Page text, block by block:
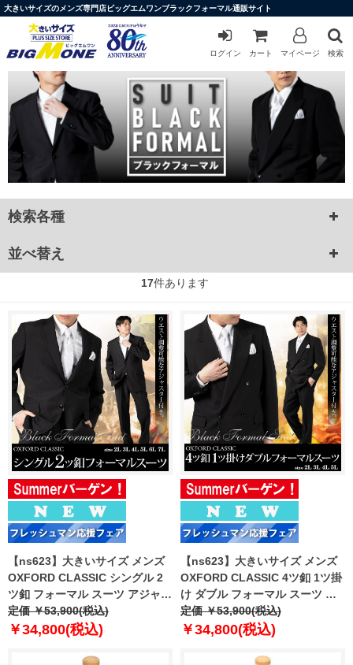
大きいサイズのメンズ専門店ビッグエムワンブラックフォーマル通販サイト
ログイン カート マイページ 検索
検索各種
並べ替え
17件あります
【ns623】大きいサイズ メンズ
OXFORD CLASSIC シングル 2
ツ釦 フォーマル スーツ アジャス
ター付 ブラックフォーマル 礼服
冠婚葬祭 春夏新作 2470b
定価 ￥53,900(税込)
￥34,800(税込)
【ns623】大きいサイズ メンズ
OXFORD CLASSIC 4ツ釦 1ツ掛
け ダブル フォーマル スーツ ア
ジャスター付 ブラックフォーマ
ル 礼服 冠婚葬祭 春夏新作
定価 ￥53,900(税込)
￥34,800(税込)